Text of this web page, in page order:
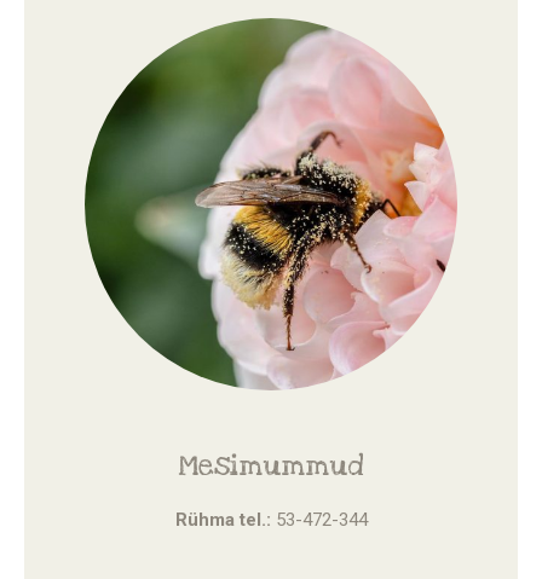
Mesimummud
Rühma tel.: 53-472-344